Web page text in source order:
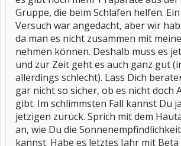
Gruppe, die beim Schlafen helfen.
Versuch war angedacht, aber wir
da man es nicht zusammen mit
nehmen können. Deshalb muss es
und zur Zeit geht es auch ganz gut
allerdings schlecht). Lass Dich
gar nicht so sicher, ob es nicht doch
gibt. Im schlimmsten Fall kannst Du
jetzigen zurück. Sprich mit dem
an, wie Du die
kannst. Habe es letztes Jahr mit